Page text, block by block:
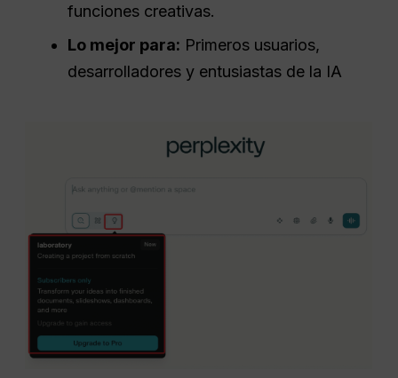
funciones creativas.
Lo mejor para: Primeros usuarios,
desarrolladores y entusiastas de la IA